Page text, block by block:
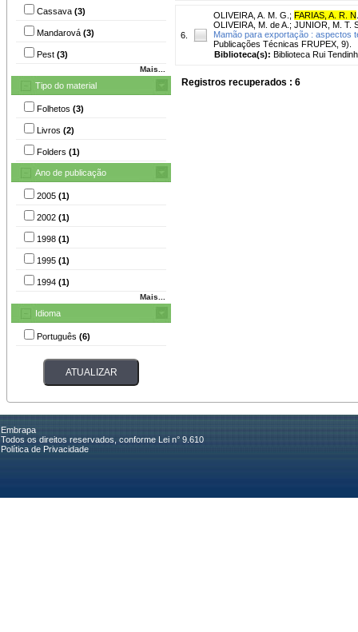
Cassava (3)
Mandarová (3)
Pest (3)
Mais...
Tipo do material
Folhetos (3)
Livros (2)
Folders (1)
Ano de publicação
2005 (1)
2002 (1)
1998 (1)
1995 (1)
1994 (1)
Mais...
Idioma
Português (6)
6.
OLIVEIRA, A. M. G. ; FARIAS, A. R. N
OLIVEIRA, M. de A. ; JUNIOR, M. T.
Mamão para exportação : aspectos
Publicações Técnicas FRUPEX, 9).
Biblioteca(s): Biblioteca Rui
Registros recuperados : 6
Embrapa
Todos os direitos reservados, conforme Lei n° 9.610
Política de Privacidade